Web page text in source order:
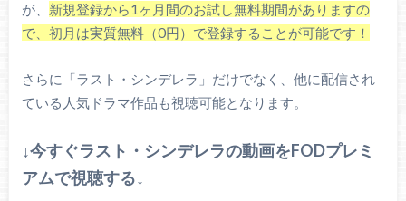
が、 新規登録から1ヶ月間のお試し無料期間がありますの
で、初月は実質無料（0円）で登録することが可能です！
さらに「ラスト・シンデレラ」だけでなく、他に配信され
ている人気ドラマ作品も視聴可能となります。
↓今すぐラスト・シンデレラの動画をFODプレミ
アムで視聴する↓